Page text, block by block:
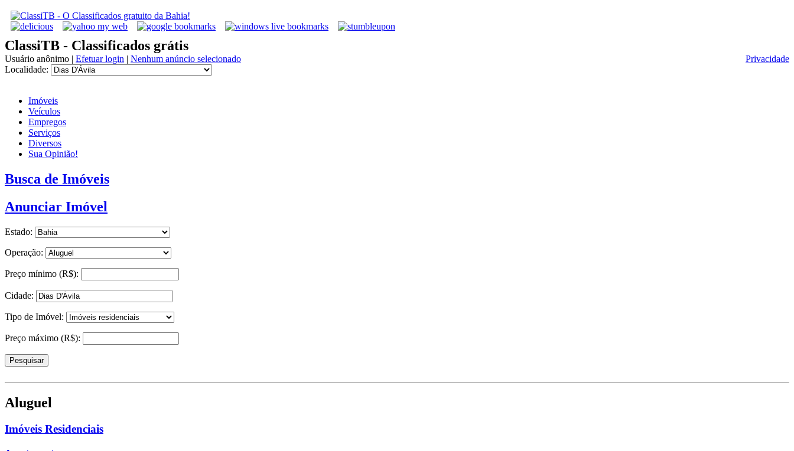
ClassiTB - Classificados grátis
Privacidade
Usuário anônimo | Efetuar login | Nenhum anúncio selecionado
Localidade:
Imóveis
Veículos
Empregos
Serviços
Diversos
Sua Opinião!
Busca de Imóveis
Anunciar Imóvel
Estado:
Operação:
Preço mínimo (R$):
Cidade:
Tipo de Imóvel:
Preço máximo (R$):
Aluguel
Imóveis Residenciais